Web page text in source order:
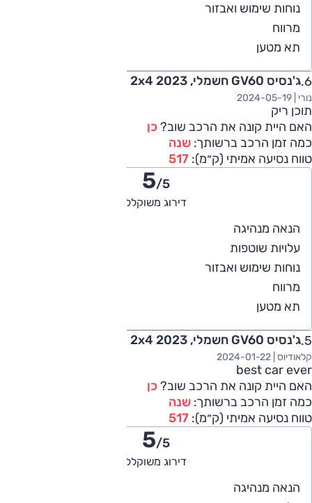
ג'נסיס GV60 חשמלי, Luxury, 2x4 2023
קלאודיוס | 2024-01-22
best car ever
האם היית קונה את הרכב שוב? כן
כמה זמן הרכב ברשותך: שנה
טווח נסיעה אמיתי (ק״מ): 517
5/5
דירוג משוקלל
הנאה מנהיגה
ג'נסיס GV60 חשמלי, Elegant, 2x4 2023
נורי | 2024-05-19
תוכן ריק
האם היית קונה את הרכב שוב? כן
כמה זמן הרכב ברשותך: שנה
טווח נסיעה אמיתי (ק״מ): 517
5/5
דירוג משוקלל
הנאה מנהיגה
עלויות שוטפות
נוחות שימוש ואבזור
מרווח
תא מטען
נוחות שימוש ואבזור
מרווח
תא מטען